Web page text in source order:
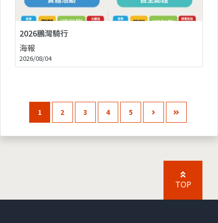
2026鵬灣騎行
海報
2026/08/04
1 2 3 4 5
TOP